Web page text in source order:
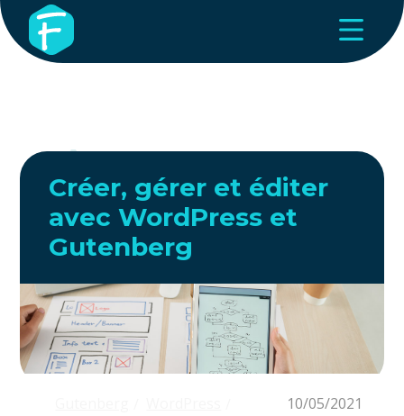
Créer, gérer et éditer
avec WordPress et
Gutenberg
10/05/2021